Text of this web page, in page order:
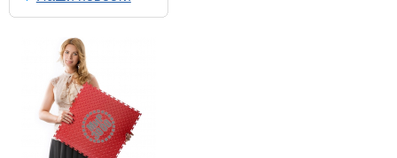
Трансформер 16 Зерно
резиновое напольное
покрытие
Напольное покрытие
Трансформер 16 мм
Купить Подробнее